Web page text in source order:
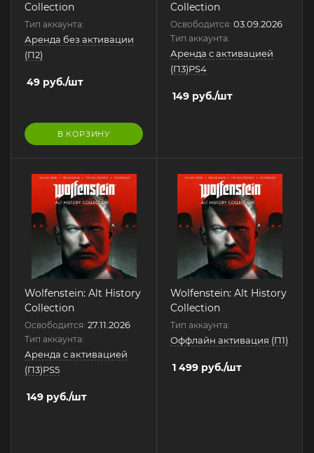
Collection
Тип аккаунта:
Аренда без активации
(П2)
49 руб./шт
В КОРЗИНУ
Collection
Освободится: 03.09.2026
Тип аккаунта:
Аренда с активацией
(П3)PS4
149 руб./шт
Wolfenstein: Alt History
Collection
Освободится: 27.11.2026
Тип аккаунта:
Аренда с активацией
(П3)PS5
149 руб./шт
Wolfenstein: Alt History
Collection
Тип аккаунта:
Оффлайн активация (П1)
1 499 руб./шт